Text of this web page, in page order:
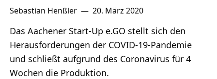
Sebastian Henßler — 20. März 2020
Das Aachener Start-Up e.GO stellt sich den
Herausforderungen der COVID-19-Pandemie
und schließt aufgrund des Coronavirus für 4
Wochen die Produktion.